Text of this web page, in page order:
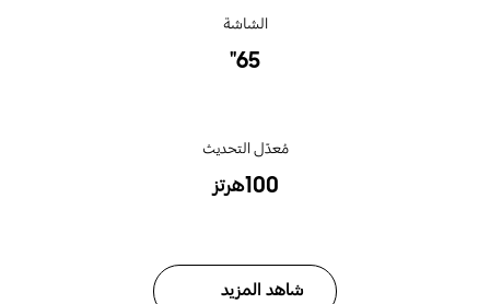
الشاشة
65"
مُعدّل التحديث
‎100هرتز‎
شاهد المزيد